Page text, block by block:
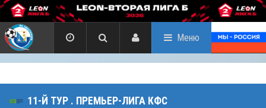
Меню
11-Й ТУР . ПРЕМЬЕР-ЛИГА КФС